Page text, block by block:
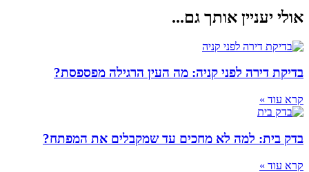
אולי יעניין אותך גם...
בדיקת דירה לפני קניה: מה העין הרגילה מפספסת?
קרא עוד »
בדק בית: למה לא מחכים עד שמקבלים את המפתח?
קרא עוד »